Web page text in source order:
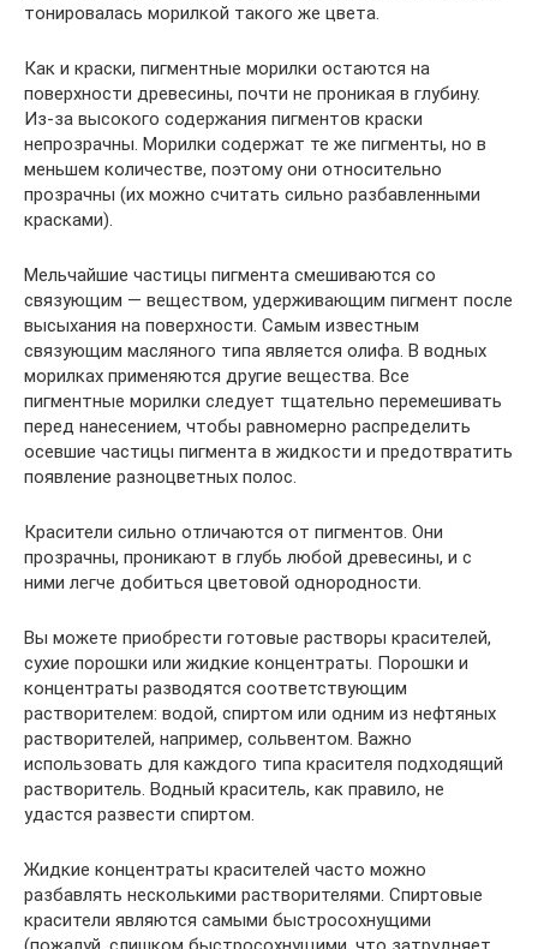
тонировалась морилкой такого же цвета.
Как и краски, пигментные морилки остаются на
поверхности древесины, почти не проникая в глубину.
Из-за высокого содержания пигментов краски
непрозрачны. Морилки содержат те же пигменты, но в
меньшем количестве, поэтому они относительно
прозрачны (их можно считать сильно разбавленными
красками).
Мельчайшие частицы пигмента смешиваются со
связующим — веществом, удерживающим пигмент после
высыхания на поверхности. Самым известным
связующим масляного типа является олифа. В водных
морилках применяются другие вещества. Все
пигментные морилки следует тщательно перемешивать
перед нанесением, чтобы равномерно распределить
осевшие частицы пигмента в жидкости и предотвратить
появление разноцветных полос.
Красители сильно отличаются от пигментов. Они
прозрачны, проникают в глубь любой древесины, и с
ними легче добиться цветовой однородности.
Вы можете приобрести готовые растворы красителей,
сухие порошки или жидкие концентраты. Порошки и
концентраты разводятся соответствующим
растворителем: водой, спиртом или одним из нефтяных
растворителей, например, сольвентом. Важно
использовать для каждого типа красителя подходящий
растворитель. Водный краситель, как правило, не
удастся развести спиртом.
Жидкие концентраты красителей часто можно
разбавлять несколькими растворителями. Спиртовые
красители являются самыми быстросохнущими